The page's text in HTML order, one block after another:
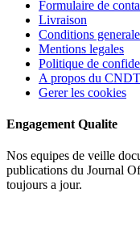
Formulaire de
Livraison
Conditions
Mentions legales
Politique de
A propos du CNDT
Gerer les cookies
Engagement Qualite
Nos equipes de veille
publications du Journal
toujours a jour.